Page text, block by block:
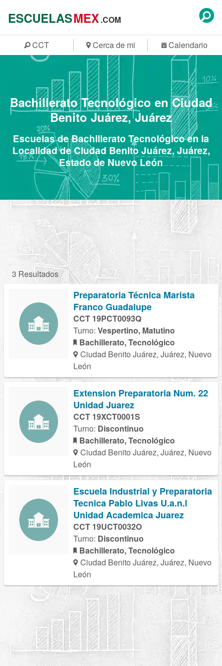
ESCUELASMEX.COM
CCT Cerca de mi Calendario
Bachillerato Tecnológico en Ciudad
Benito Juárez, Juárez
Escuelas de Bachillerato Tecnológico en la
Localidad de Ciudad Benito Juárez, Juárez,
Estado de Nuevo León
3 Resultados
Preparatoria Técnica Marista
Franco Guadalupe
CCT 19PCT0093Q
Turno: Vespertino, Matutino
Bachillerato, Tecnológico
Ciudad Benito Juárez, Juárez, Nuevo
León
Extension Preparatoria Num. 22
Unidad Juarez
CCT 19XCT0001S
Turno: Discontinuo
Bachillerato, Tecnológico
Ciudad Benito Juárez, Juárez, Nuevo
León
Escuela Industrial y Preparatoria
Tecnica Pablo Livas U.a.n.l
Unidad Academica Juarez
CCT 19UCT0032O
Turno: Discontinuo
Bachillerato, Tecnológico
Ciudad Benito Juárez, Juárez, Nuevo
León